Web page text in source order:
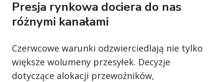
Presja rynkowa dociera do nas
różnymi kanałami
Czerwcowe warunki odzwierciedlają nie tylko
większe wolumeny przesyłek. Decyzje
dotyczące alokacji przewoźników,